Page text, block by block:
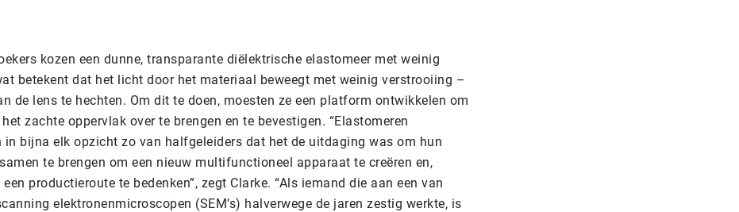
kozen een dunne, transparante diëlektrische elastomeer met weinig
betekent dat het licht door het materiaal beweegt met weinig verstrooiing –
de lens te hechten. Om dit te doen, moesten ze een platform ontwikkelen om
zachte oppervlak over te brengen en te bevestigen. “Elastomeren
in bijna elk opzicht zo van halfgeleiders dat het de uitdaging was om hun
te brengen om een ​​nieuw multifunctioneel apparaat te creëren en,
​​productieroute te bedenken”, zegt Clarke. “Als iemand die aan een van
elektronenmicroscopen (SEM’s) halverwege de jaren zestig werkte, is